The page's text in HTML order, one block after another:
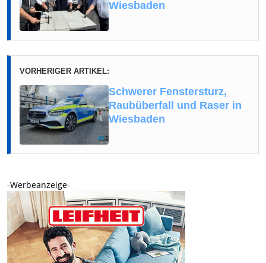
Wiesbaden
VORHERIGER ARTIKEL:
Schwerer Fenstersturz,
Raubüberfall und Raser in
Wiesbaden
-Werbeanzeige-